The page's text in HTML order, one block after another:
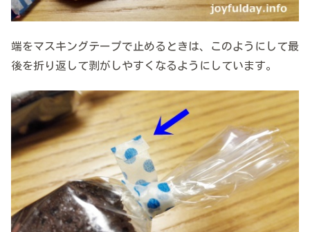
端をマスキングテープで止めるときは、このようにして最
後を折り返して剥がしやすくなるようにしています。